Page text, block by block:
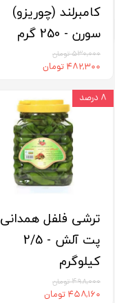
کامبرلند (چوریزو)
سورن - 250 گرم
۵۳۰,۰۰۰ تومان
۴۸۲,۳۰۰ تومان
ترشی فلفل همدانی
پت آلش - 2/5
کیلوگرم
۴۹۸,۰۰۰ تومان
۴۵۸,۱۶۰ تومان
۸ درصد